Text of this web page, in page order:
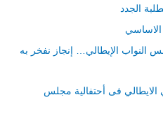
الجدد
الاساسي
الإيطالي… إنجاز نفخر به
الايطالي فى أحتفالية مجلس